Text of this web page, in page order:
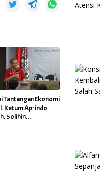
Tantangan Ekonomi
Ketum Aprindo
Solihin,